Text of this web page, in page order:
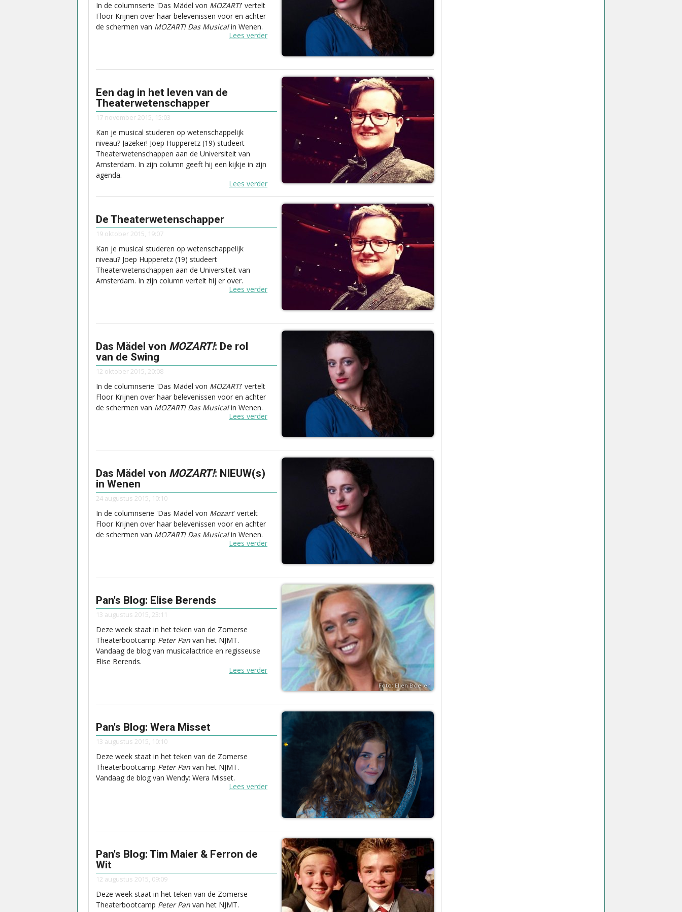
In de columnserie 'Das Mädel von MOZART!' vertelt
Floor Krijnen over haar belevenissen voor en achter
de schermen van MOZART! Das Musicalin Wenen.
Lees verder
Een dag in het leven van de
Theaterwetenschapper
17 november 2015, 15:03
Kan je musical studeren op wetenschappelijk
niveau? Jazeker! Joep Hupperetz (19) studeert
Theaterwetenschappen aan de Universiteit van
Amsterdam. In zijn column geeft hij een kijkje in zijn
agenda.
Lees verder
De Theaterwetenschapper
19 oktober 2015, 19:07
Kan je musical studeren op wetenschappelijk
niveau? Joep Hupperetz (19) studeert
Theaterwetenschappen aan de Universiteit van
Amsterdam. In zijn column vertelt hij er over.
Lees verder
Das Mädel von MOZART!: De rol
van de Swing
12 oktober 2015, 20:08
In de columnserie 'Das Mädel von MOZART!' vertelt
Floor Krijnen over haar belevenissen voor en achter
de schermen van MOZART! Das Musicalin Wenen.
Lees verder
Das Mädel von MOZART!: NIEUW(s)
in Wenen
24 augustus 2015, 10:10
In de columnserie 'Das Mädel von Mozart' vertelt
Floor Krijnen over haar belevenissen voor en achter
de schermen van MOZART! Das Musicalin Wenen.
Lees verder
Foto: Ellen Boeren
Pan's Blog: Elise Berends
13 augustus 2015, 23:11
Deze week staat in het teken van de Zomerse
Theaterbootcamp Peter Pan van het NJMT.
Vandaag de blog van musicalactrice en regisseuse
Elise Berends.
Lees verder
Pan's Blog: Wera Misset
13 augustus 2015, 10:10
Deze week staat in het teken van de Zomerse
Theaterbootcamp Peter Pan van het NJMT.
Vandaag de blog van Wendy: Wera Misset.
Lees verder
Pan's Blog: Tim Maier & Ferron de
Wit
12 augustus 2015, 09:09
Deze week staat in het teken van de Zomerse
Theaterbootcamp Peter Pan van het NJMT.